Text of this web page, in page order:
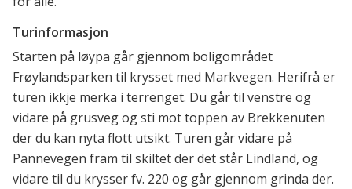
Turinformasjon
Starten på løypa går gjennom boligområdet
Frøylandsparken til krysset med Markvegen. Herifrå er
turen ikkje merka i terrenget. Du går til venstre og
vidare på grusveg og sti mot toppen av Brekkenuten
der du kan nyta flott utsikt. Turen går vidare på
Pannevegen fram til skiltet der det står Lindland, og
vidare til du krysser fv. 220 og går gjennom grinda der.